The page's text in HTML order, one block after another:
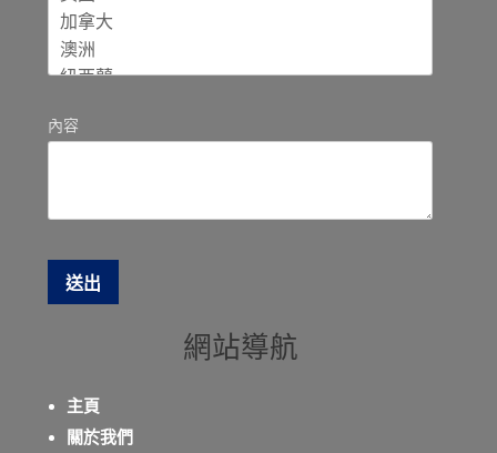
內容
網站導航
主頁
關於我們